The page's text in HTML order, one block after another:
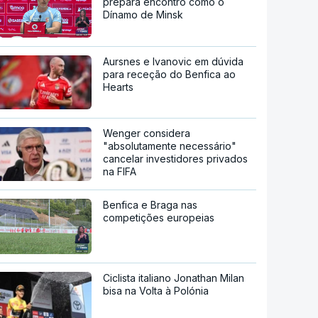
Dínamo de Minsk
Aursnes e Ivanovic em dúvida
para receção do Benfica ao
Hearts
Wenger considera
"absolutamente necessário"
cancelar investidores privados
na FIFA
Benfica e Braga nas
competições europeias
Ciclista italiano Jonathan Milan
bisa na Volta à Polónia